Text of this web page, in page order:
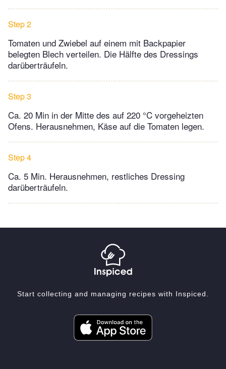
Step 2
Tomaten und Zwiebel auf einem mit Backpapier
belegten Blech verteilen. Die Hälfte des Dressings
darüberträufeln.
Step 3
Ca. 20 Min in der Mitte des auf 220 °C vorgeheizten
Ofens. Herausnehmen, Käse auf die Tomaten legen.
Step 4
Ca. 5 Min. Herausnehmen, restliches Dressing
darüberträufeln.
Start collecting and managing recipes with Inspiced.